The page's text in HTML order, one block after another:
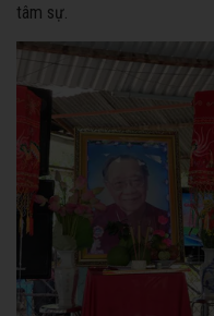
tâm sự.